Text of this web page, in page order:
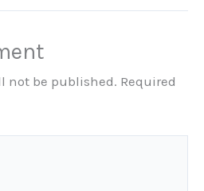
not be published. Required